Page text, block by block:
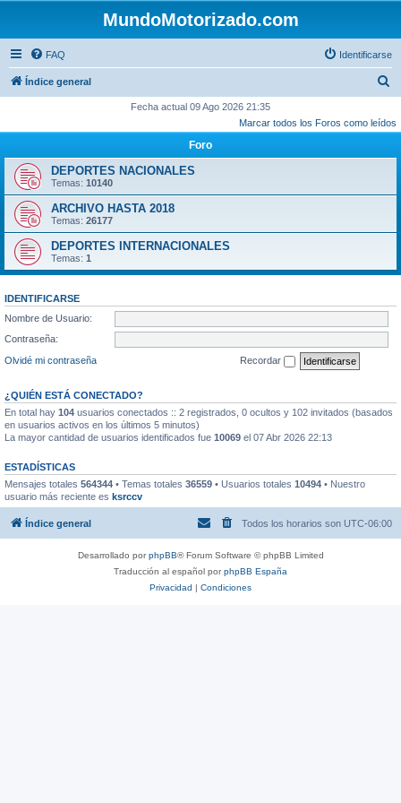
MundoMotorizado.com
FAQ Identificarse
Índice general
s
Fecha actual 09 Ago 2026 21:35
Marcar todos los Foros como leídos
Foro
DEPORTES NACIONALES
Temas: 10140
ARCHIVO HASTA 2018
Temas: 26177
DEPORTES INTERNACIONALES
Temas: 1
IDENTIFICARSE
Nombre de Usuario:
Contraseña:
Olvidé mi contraseña
Recordar
¿QUIÉN ESTÁ CONECTADO?
En total hay 104 usuarios conectados :: 2 registrados, 0 ocultos y 102 invitados (basados
en usuarios activos en los últimos 5 minutos)
La mayor cantidad de usuarios identificados fue 10069 el 07 Abr 2026 22:13
ESTADÍSTICAS
Mensajes totales 564344 • Temas totales 36559 • Usuarios totales 10494 • Nuestro
usuario más reciente es ksrccv
Índice general Todos los horarios son UTC-06:00
Desarrollado porphpBB® Forum Software © phpBB Limited
Traducción al español porphpBB España
Privacidad | Condiciones